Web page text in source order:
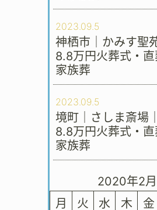
2023.09.5
神栖市｜かみす聖
8.8万円火葬式・直
家族葬
2023.09.5
境町｜さしま斎場
8.8万円火葬式・直
家族葬
2020年2月
月
火 水 木 金